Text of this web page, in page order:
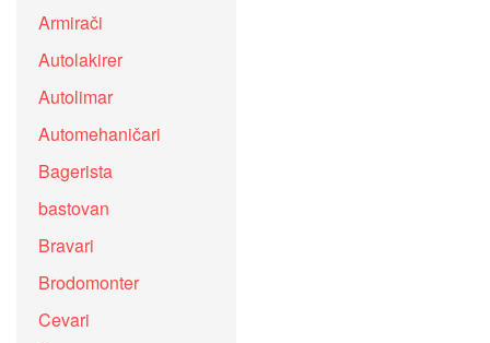
Armirači
Autolakirer
Autolimar
Automehaničari
Bagerista
bastovan
Bravari
Brodomonter
Cevari